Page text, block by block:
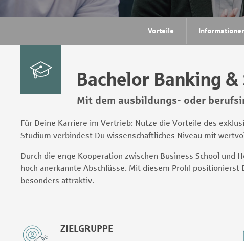
Vorteile
Bachelor Banking &
Mit dem ausbildungs- oder
Für Deine Karriere im Vertrieb: Nutze die Vorteile des
Studium verbindest Du wissenschaftliches Niveau mit
Durch die enge Kooperation zwischen Business School
hoch anerkannte Abschlüsse. Mit diesem Profil
besonders attraktiv.
ZIELGRUPPE